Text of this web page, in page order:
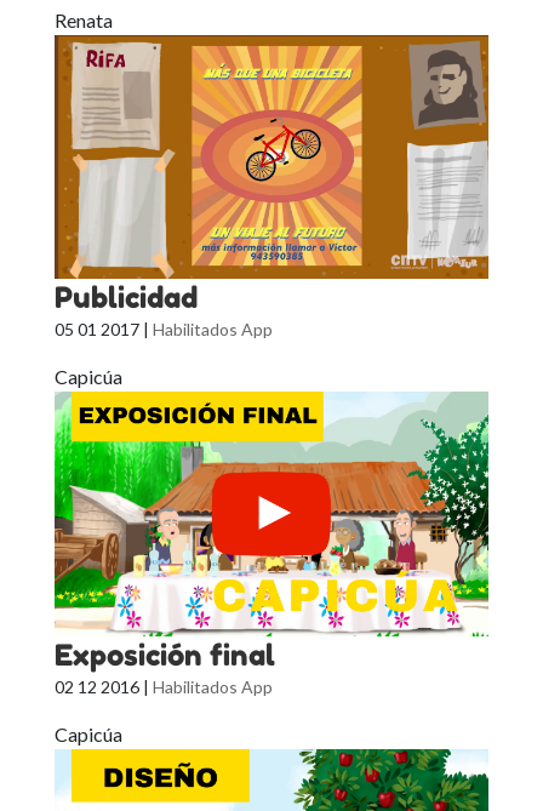
Renata
Publicidad
05 01 2017| Habilitados App
Capicúa
Exposición final
02 12 2016| Habilitados App
Capicúa